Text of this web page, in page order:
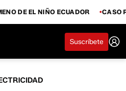
DE EL NIÑO ECUADOR CASO
Suscríbete